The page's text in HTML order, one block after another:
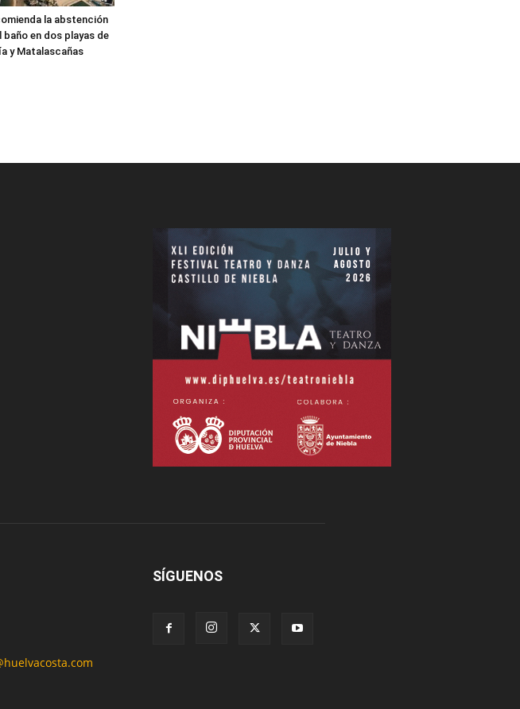
la abstención
en dos playas de
y Matalascañas
SÍGUENOS